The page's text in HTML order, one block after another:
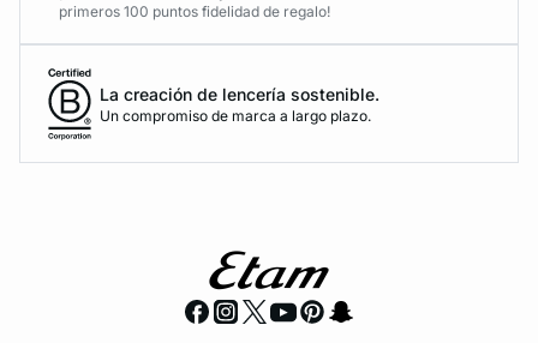
primeros 100 puntos fidelidad de regalo!
La creación de lencería sostenible.
Un compromiso de marca a largo plazo.